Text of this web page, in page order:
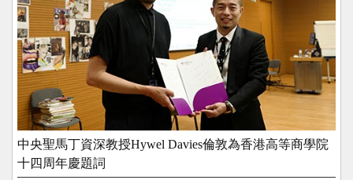
中央聖馬丁資深教授Hywel Davies倫敦為香港高等商學院
十四周年慶題詞